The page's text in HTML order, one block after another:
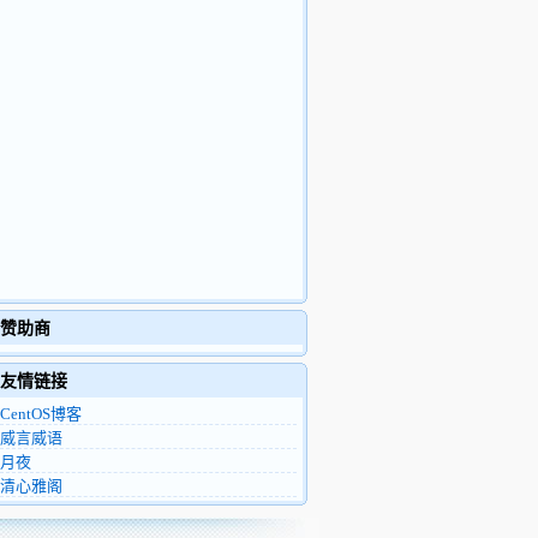
赞助商
友情链接
CentOS博客
威言威语
月夜
清心雅阁